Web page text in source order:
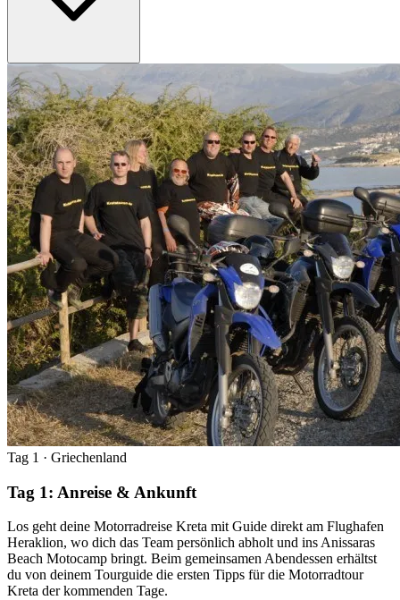
Tag 1 · Griechenland
Tag 1: Anreise & Ankunft
Los geht deine Motorradreise Kreta mit Guide direkt am Flughafen
Heraklion, wo dich das Team persönlich abholt und ins Anissaras
Beach Motocamp bringt. Beim gemeinsamen Abendessen erhältst
du von deinem Tourguide die ersten Tipps für die Motorradtour
Kreta der kommenden Tage.